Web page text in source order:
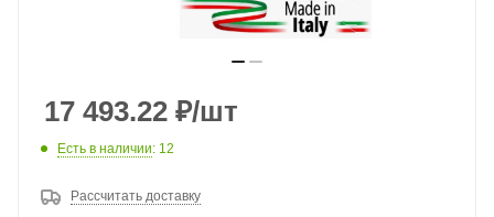
17 493.22 ₽/шт
Есть в наличии: 12
Рассчитать доставку